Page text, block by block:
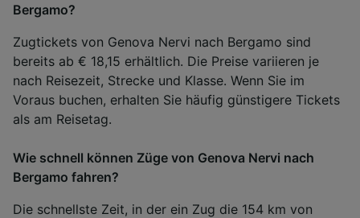
Bergamo?
Zugtickets von Genova Nervi nach Bergamo sind
bereits ab € 18,15 erhältlich. Die Preise variieren je
nach Reisezeit, Strecke und Klasse. Wenn Sie im
Voraus buchen, erhalten Sie häufig günstigere Tickets
als am Reisetag.
Wie schnell können Züge von Genova Nervi nach
Bergamo fahren?
Die schnellste Zeit, in der ein Zug die 154 km von